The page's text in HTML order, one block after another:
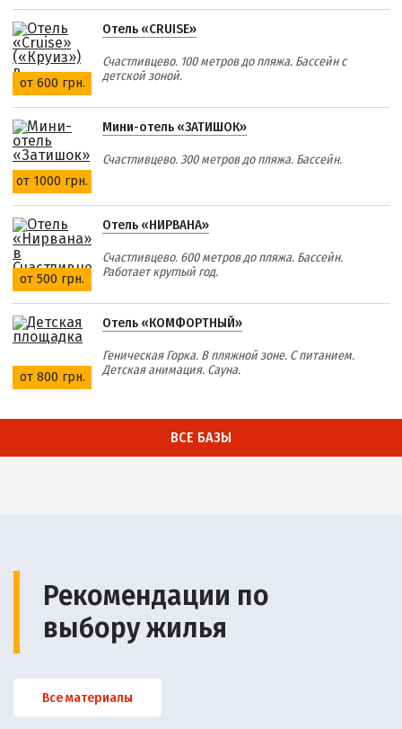
от 600 грн.
Отель «CRUISE»
Счастливцево. 100 метров до пляжа. Бассейн с
детской зоной.
от 1000 грн.
Мини-отель «ЗАТИШОК»
Счастливцево. 300 метров до пляжа. Бассейн.
от 500 грн.
Отель «НИРВАНА»
Счастливцево. 600 метров до пляжа. Бассейн.
Работает круглый год.
от 800 грн.
Отель «КОМФОРТНЫЙ»
Геническая Горка. В пляжной зоне. С питанием.
Детская анимация. Сауна.
ВСЕ БАЗЫ
Рекомендации по
выбору жилья
Все материалы